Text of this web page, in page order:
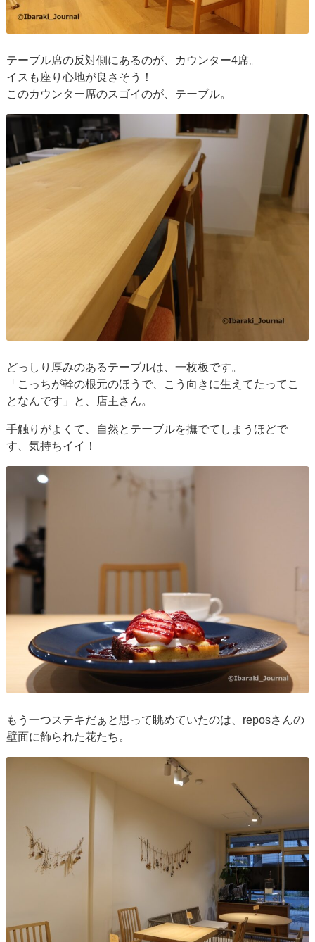
テーブル席の反対側にあるのが、カウンター4席。
イスも座り心地が良さそう！
このカウンター席のスゴイのが、テーブル。
どっしり厚みのあるテーブルは、一枚板です。
「こっちが幹の根元のほうで、こう向きに生えてたってこ
となんです」と、店主さん。
手触りがよくて、自然とテーブルを撫でてしまうほどで
す、気持ちイイ！
もう一つステキだぁと思って眺めていたのは、reposさんの
壁面に飾られた花たち。